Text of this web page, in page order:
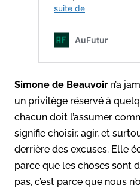
Simone de Beauvoir n’a
un privilège réservé à
chacun doit l’assumer
signifie choisir, agir, et
derrière des excuses. Elle
parce que les choses sont
pas, c’est parce que nous